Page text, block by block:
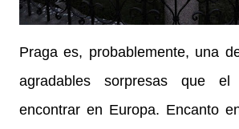
Praga es, probablemente, una
agradables sorpresas que el
encontrar en Europa. Encanto